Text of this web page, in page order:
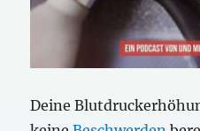
Deine